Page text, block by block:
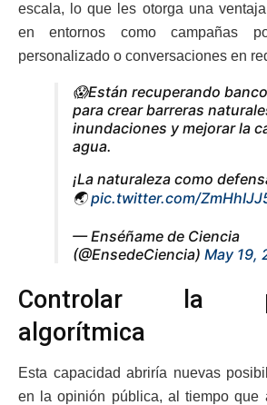
escala, lo que les otorga una
en entornos como campañas
personalizado o conversaciones en
😱Están recuperando
para crear barreras
inundaciones y mejorar la
agua.
¡La naturaleza como
🌏pic.twitter.com/
— Enséñame de Ciencia
(@EnsedeCiencia) May 19,
Controlar la
algorítmica
Esta capacidad abriría nuevas
en la opinión pública, al tiempo que